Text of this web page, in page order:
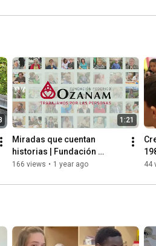
1:21
Miradas que cuentan
historias | Fundación
Federico Ozanam
166 views • 1 year ago 44